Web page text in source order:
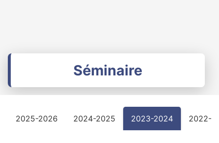
Séminaire
2025-2026 2024-2025 2023-2024 2022-